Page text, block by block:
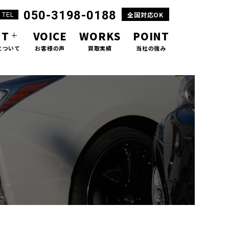
TEL 050-3198-0188 全国対応OK
ついて
VOICE
お客様の声
WORKS
買取実績
POINT
当社の強み